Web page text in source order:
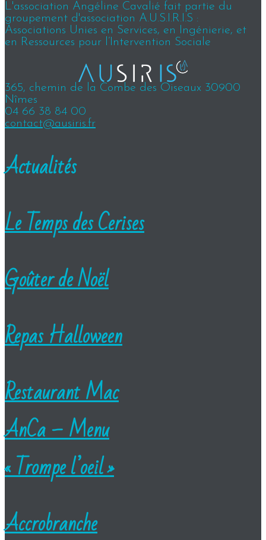
L'association Angéline Cavalié fait partie du
groupement d'association A.U.S.I.R.I.S :
Associations Unies en Services, en Ingénierie, et
en Ressources pour l’Intervention Sociale
365, chemin de la Combe des Oiseaux 30900
Nîmes
04 66 38 84 00
contact@ausiris.fr
Actualités
Le Temps des Cerises
Goûter de Noël
Repas Halloween
Restaurant Mac
AnCa – Menu
« Trompe l’oeil »
Accrobranche